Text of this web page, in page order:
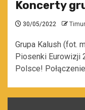
Koncerty
30/05/2022
Grupa Kalush (fot.
Piosenki Eurowizji
Polsce!